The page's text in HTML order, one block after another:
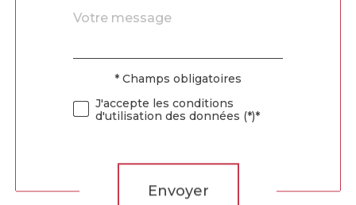
Fieldset
Message
*
Validation* Champs obligatoires
J'accepte les conditions
d'utilisation des données (*)*
Envoyer